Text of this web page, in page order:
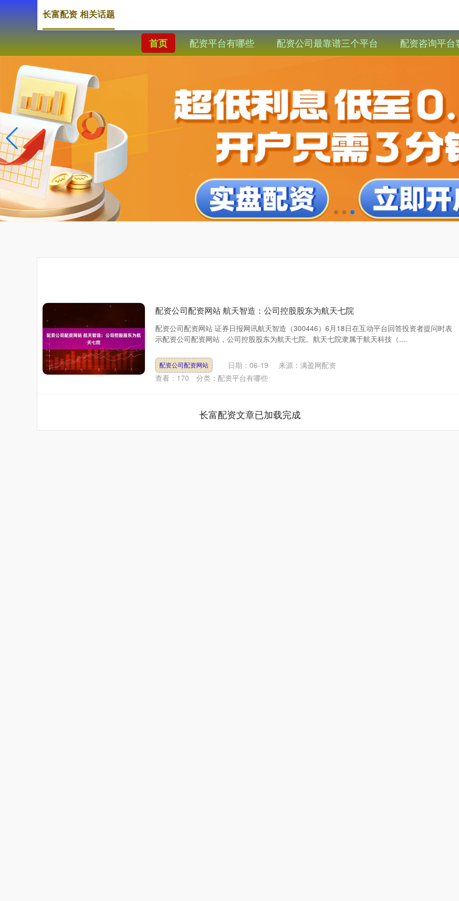
首页 配资平台有哪些 配资公司最靠谱三个平台 配资咨询平
长富配资 相关话题
配资公司配资网站 航天智造：公司控股股东为航天七院
配资公司配资网站 证券日报网讯航天智造（300446）6月18日在互动平台回答投资者提问时表
示配资公司配资网站，公司控股股东为航天七院。航天七院隶属于航天科技（....
配资公司配资网站 日期：06-19
来源：满盈网配资
查看： 170 分类： 配资平台有哪些
长富配资文章已加载完成